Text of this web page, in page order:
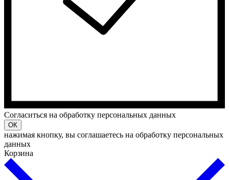
Cогласиться на обработку персональных данных
ОК
нажимая кнопку, вы соглашаетесь на обработку персональных
данных
Корзина